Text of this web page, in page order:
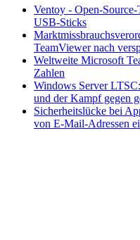
Ventoy - Open-
USB-Sticks
TeamViewer nach
Weltweite Microsoft
Zahlen
Windows Server
und der Kampf gegen
Sicherheitslücke bei
von E-Mail-Adressen